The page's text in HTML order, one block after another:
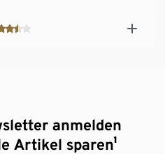
anmelden
Artikel sparen¹